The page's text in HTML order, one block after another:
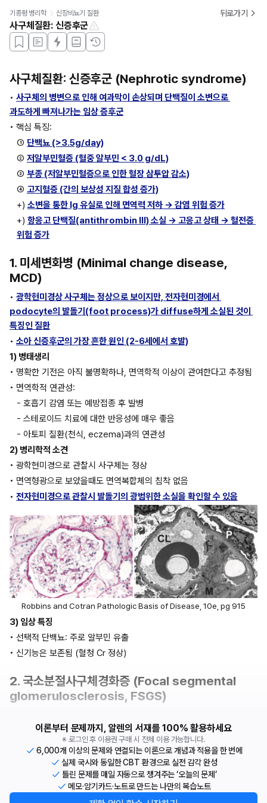
기종평 병리학 신장비뇨기 질환 뒤로가기
사구체질환: 신증후군
사구체질환: 신증후군 (Nephrotic syndrome)
• 사구체의 병변으로 인해 여과막이 손상되며 단백질이 소변으로
과도하게 빠져나가는 임상 증후군
• 핵심 특징:
① 단백뇨 (>3.5g/day)
② 저알부민혈증 (혈중 알부민 < 3.0 g/dL)
③ 부종 (저알부민혈증으로 인한 혈장 삼투압 감소)
④ 고지혈증 (간의 보상성 지질 합성 증가)
+) 소변을 통한 Ig 유실로 인해 면역력 저하 → 감염 위험 증가
+) 항응고 단백질(antithrombin III) 소실 → 고응고 상태 → 혈전증
위험 증가
1. 미세변화병 (Minimal change disease,
MCD)
• 광학현미경상 사구체는 정상으로 보이지만, 전자현미경에서
podocyte의 발돌기(foot process)가 diffuse하게 소실된 것이
특징인 질환
• 소아 신증후군의 가장 흔한 원인 (2-6세에서 호발)
1) 병태생리
• 명확한 기전은 아직 불명확하나, 면역학적 이상이 관여한다고 추정됨
• 면역학적 연관성:
- 호흡기 감염 또는 예방접종 후 발병
- 스테로이드 치료에 대한 반응성에 매우 좋음
- 아토피 질환(천식, eczema)과의 연관성
2) 병리학적 소견
• 광학현미경으로 관찰시 사구체는 정상
• 면역형광으로 보았을때도 면역복합체의 침착 없음
• 전자현미경으로 관찰시 발돌기의 광범위한 소실을 확인할 수 있음
Robbins and Cotran Pathologic Basis of Disease, 10e, pg 915
3) 임상 특징
• 선택적 단백뇨: 주로 알부민 유출
• 신기능은 보존됨 (혈청 Cr 정상)
2. 국소분절사구체경화증 (Focal segmental
glomerulosclerosis, FSGS)
이론부터 문제까지, 알렌의 서재를 100% 활용하세요
※ 로그인 후 이용권 구매 시 전체 이용 가능합니다.
6,000개 이상의 문제와 연결되는 이론으로 개념과 적용을 한 번에
실제 국시와 동일한 CBT 환경으로 실전 감각 완성
틀린 문제를 매일 자동으로 챙겨주는 ‘오늘의 문제’
메모·암기카드·노트로 만드는 나만의 복습노트